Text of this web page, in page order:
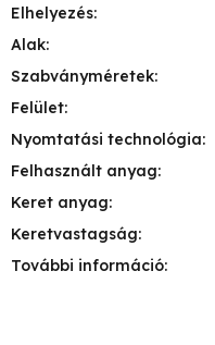
Elhelyezés:
Alak:
Szabványméretek:
Felület:
Nyomtatási technológia:
Felhasznált anyag:
Keret anyag:
Keretvastagság:
További információ: